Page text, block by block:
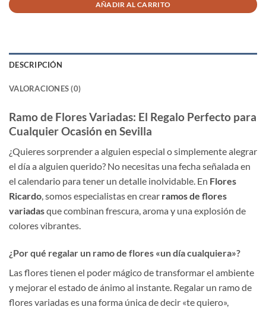
AÑADIR AL CARRITO
DESCRIPCIÓN
VALORACIONES (0)
Ramo de Flores Variadas: El Regalo Perfecto para
Cualquier Ocasión en Sevilla
¿Quieres sorprender a alguien especial o simplemente alegrar
el día a alguien querido? No necesitas una fecha señalada en
el calendario para tener un detalle inolvidable. En Flores
Ricardo, somos especialistas en crear ramos de flores
variadasque combinan frescura, aroma y una explosión de
colores vibrantes.
¿Por qué regalar un ramo de flores «un día cualquiera»?
Las flores tienen el poder mágico de transformar el ambiente
y mejorar el estado de ánimo al instante. Regalar un ramo de
flores variadas es una forma única de decir «te quiero»,